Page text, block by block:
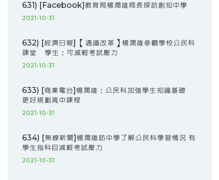
631) [Facebook]教育局楊潤雄局長探訪創知中學
2021-10-31
632) [經濟日報] 【通識改革】楊潤雄參觀學校公民科
課堂 學生：可減輕考試壓力
2021-10-31
633) [商業電台]楊潤雄：公民科加強學生知識基礎
更好規劃高中課程
2021-10-31
634) [無線新聞]楊潤雄訪中學了解公民科學習情況 有
學生指科目減輕考試壓力
2021-10-31